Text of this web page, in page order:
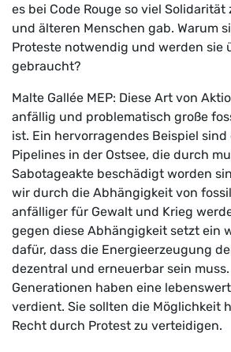
es bei Code Rouge so viel
und älteren Menschen gab. Warum
Proteste notwendig und werden sie
gebraucht?
Malte Gallée MEP: Diese Art von
anfällig und problematisch große
ist. Ein hervorragendes Beispiel
Pipelines in der Ostsee, die durch
Sabotageakte beschädigt worden
wir durch die Abhängigkeit von
anfälliger für Gewalt und Krieg
gegen diese Abhängigkeit setzt ein
dafür, dass die Energieerzeugung
dezentral und erneuerbar sein
Generationen haben eine
verdient. Sie sollten die Möglichkeit
Recht durch Protest zu verteidigen.